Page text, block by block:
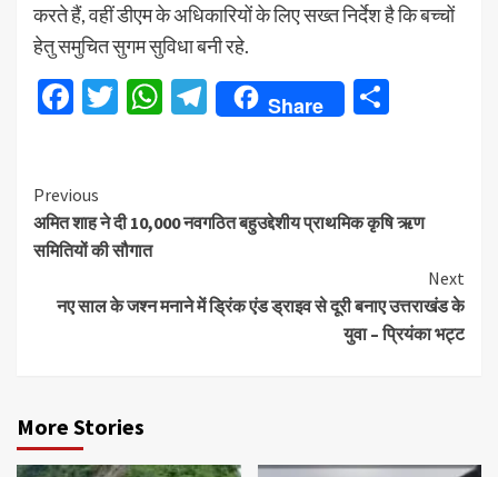
करते हैं, वहीं डीएम के अधिकारियों के लिए सख्त निर्देश है कि बच्चों
हेतु समुचित सुगम सुविधा बनी रहे.
Facebook
TwitterWhatsApp
Telegram
Share
Continue
Reading
Previous
अमित शाह ने दी 10,000 नवगठित बहुउद्देशीय प्राथमिक कृषि ऋण
समितियों की सौगात
Next
नए साल के जश्न मनाने में ड्रिंक एंड ड्राइव से दूरी बनाए उत्तराखंड के
युवा – प्रियंका भट्ट
More Stories